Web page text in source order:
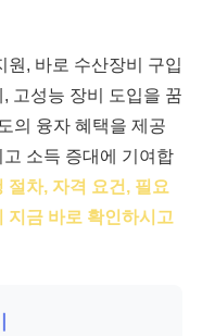
원, 바로 수산장비 구입
고성능 장비 도입을 꿈
의 융자 혜택을 제공
소득 증대에 기여합
절차, 자격 요건, 필요
지금 바로 확인하시고